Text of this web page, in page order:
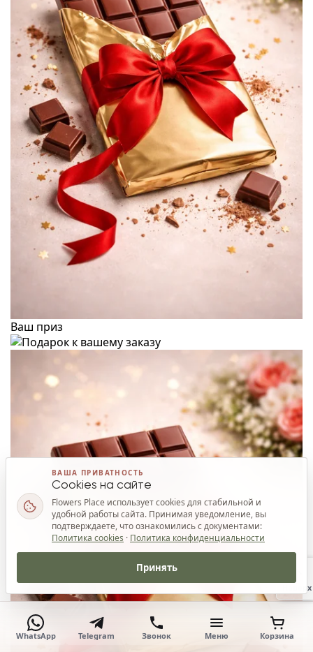
Ваш приз
WhatsApp Telegram Звонок Меню Корзина
Наверх
ВАША ПРИВАТНОСТЬ
Cookies на сайте
Flowers Place использует cookies для стабильной и
удобной работы сайта. Принимая уведомление, вы
подтверждаете, что ознакомились с документами:
Политика cookies · Политика конфиденциальности
Принять